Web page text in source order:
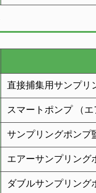
直接捕集用サンプリ
スマートポンプ （エ
サンプリングポンプ
エアーサンプリング
ダブルサンプリング